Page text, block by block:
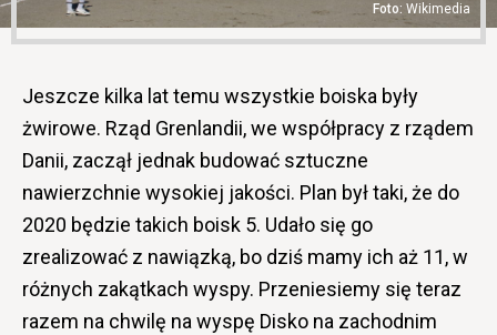
Wikimedia
Jeszcze kilka lat temu wszystkie boiska były
żwirowe. Rząd Grenlandii, we współpracy z rządem
Danii, zaczął jednak budować sztuczne
nawierzchnie wysokiej jakości. Plan był taki, że do
2020 będzie takich boisk 5. Udało się go
zrealizować z nawiązką, bo dziś mamy ich aż 11, w
różnych zakątkach wyspy. Przeniesiemy się teraz
razem na chwilę na wyspę Disko na zachodnim